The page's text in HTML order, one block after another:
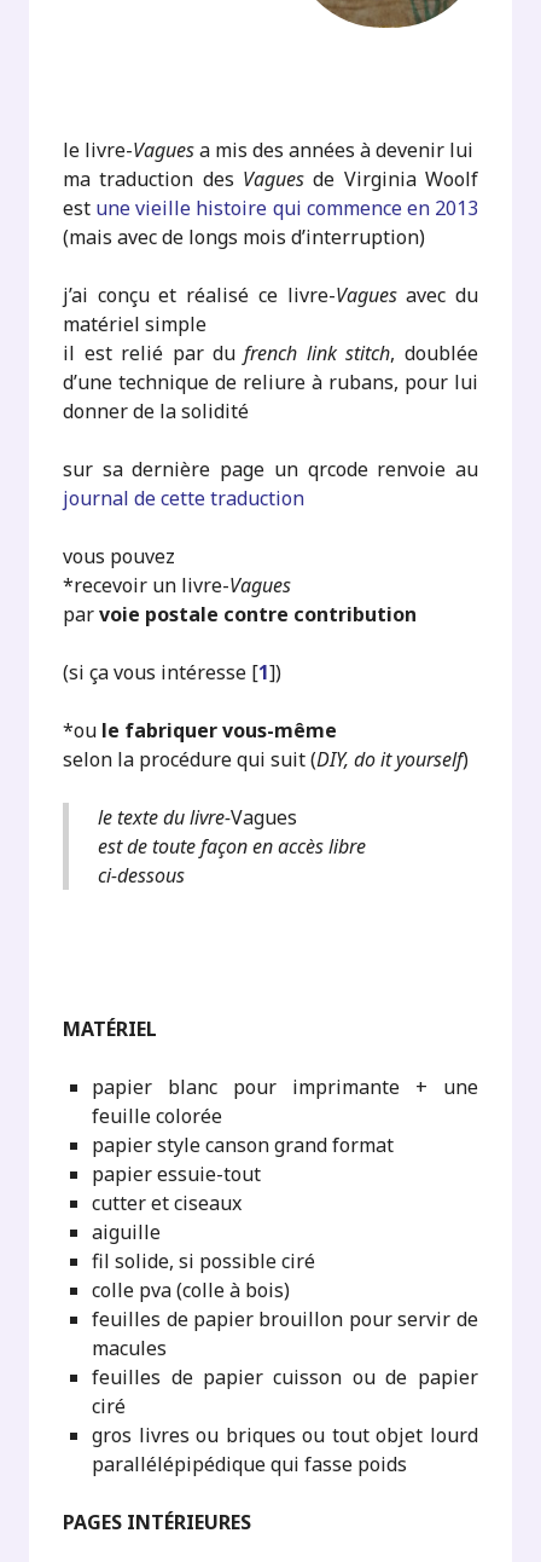
le livre-Vaguesa mis des années à devenir lui
ma traduction des Vagues de Virginia Woolf
est une vieille histoire qui commence en 2013
(mais avec de longs mois d’interruption)
j’ai conçu et réalisé ce livre-Vaguesavec du
matériel simple
il est relié par dufrench link stitch, doublée
d’une technique de reliure à rubans, pour lui
donner de la solidité
sur sa dernière page un qrcode renvoie au
journal de cette traduction
vous pouvez
*recevoir un livre-Vagues
parvoie postale contre contribution
(si ça vous intéresse [1])
*ou le fabriquer vous-même
selon la procédure qui suit (DIY, do it yourself)
le texte du livre-Vagues
est de toute façon en accès libre
ci-dessous
MATÉRIEL
papier blanc pour imprimante + une
feuille colorée
papier style canson grand format
papier essuie-tout
cutter et ciseaux
aiguille
fil solide, si possible ciré
colle pva (colle à bois)
feuilles de papier brouillon pour servir de
macules
feuilles de papier cuisson ou de papier
ciré
gros livres ou briques ou tout objet lourd
parallélépipédique qui fasse poids
PAGES INTÉRIEURES